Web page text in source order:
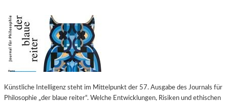
Künstliche Intelligenz steht im Mittelpunkt der 57. Ausgabe des Journals für
Philosophie „der blaue reiter“. Welche Entwicklungen, Risiken und ethischen